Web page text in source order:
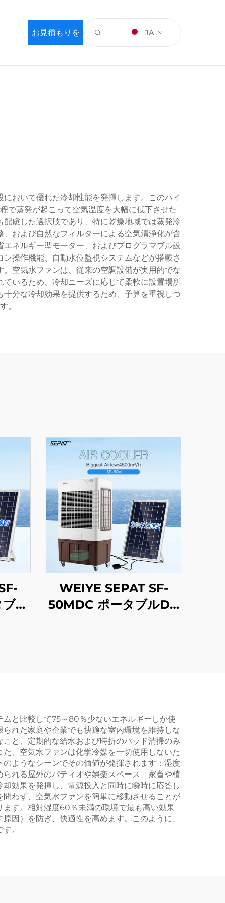
お見積もりを JA
おいて優れた冷却性能を発揮します。このハイ
で蒸発が起こって空気温度を大幅に低下させた
慮した選択肢であり、特に乾燥地域では蒸発冷
および自然なフィルターによる空気清浄化が含
ネルギー型モーター、およびプログラマブル設
操作機能、自動水位監視システムなどが搭載さ
空気水ファンは、従来の空調設備が実用的でな
いるため、冷却ニーズに応じて柔軟に設置場所
分な冷却効果を提供するため、予算を重視しつ
。
ル
WEIYE SEPAT SF-
50MDC ポータブルDC
と比較して75～80％少ないエネルギーしか使
れた家庭や企業でも快適な室内環境を維持しな
と、定期的な給水および時折のパッド清掃のみ
、空気水ファンは化学冷媒を一切使用しないた
ようなシーンでその価値が発揮されます：湿度
れる屋外のパティオや娯楽スペース、家畜や植
効果を発揮し、電源投入と同時に瞬時に応答し
わず、空気水ファンを簡単に移動させることが
す。相対湿度60％未満の環境で最も高い効果
因）を防ぎ、快適性を高めます。このように、
。